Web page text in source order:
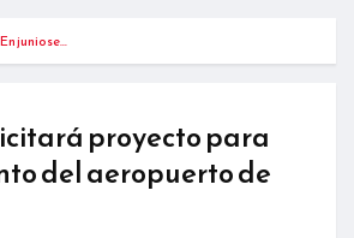
En junio se…
proyecto para
del aeropuerto de